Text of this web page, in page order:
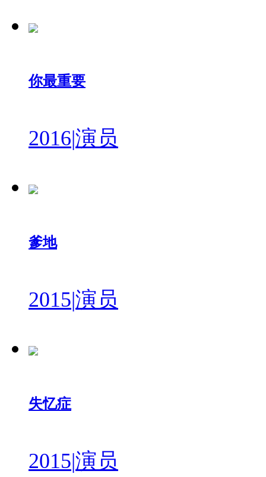
你最重要
2016|演员
爹地
2015|演员
失忆症
2015|演员